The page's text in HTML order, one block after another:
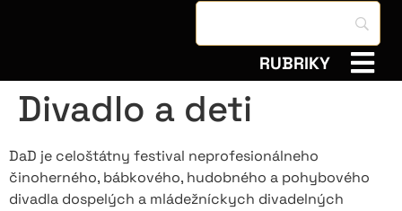
RUBRIKY
Divadlo a deti
DaD je celoštátny festival neprofesionálneho
činoherného, bábkového, hudobného a pohybového
divadla dospelých a mládežníckych divadelných